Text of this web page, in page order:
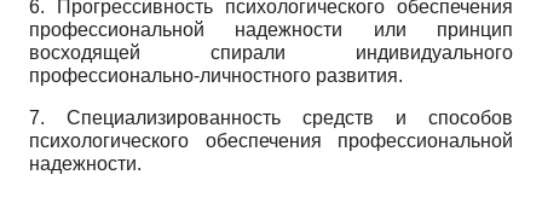
6. Прогрессивность психологического обеспечения
профессиональной надежности или принцип
восходящей спирали индивидуального
профессионально-личностного развития.
7. Специализированность средств и способов
психологического обеспечения профессиональной
надежности.